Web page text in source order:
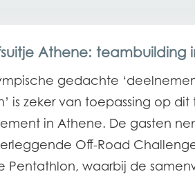
Athene: teambuilding
gedachte
is zeker van toepassing op
in Athene. De gasten
Off-Road
Pentathlon, waarbij de